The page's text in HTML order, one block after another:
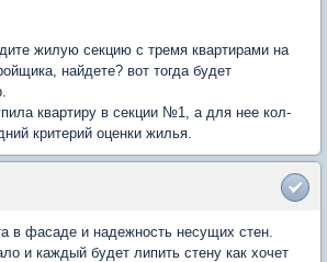
жилую секцию с тремя квартирами на
найдете? вот тогда будет
квартиру в секции №1, а для нее кол-
критерий оценки жилья.
в фасаде и надежность несущих стен.
и каждый будет липить стену как хочет